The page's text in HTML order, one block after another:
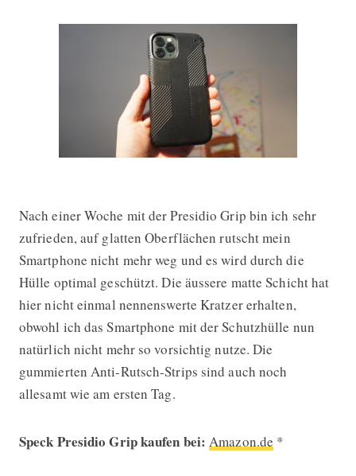
Nach einer Woche mit der Presidio Grip bin ich sehr
zufrieden, auf glatten Oberflächen rutscht mein
Smartphone nicht mehr weg und es wird durch die
Hülle optimal geschützt. Die äussere matte Schicht hat
hier nicht einmal nennenswerte Kratzer erhalten,
obwohl ich das Smartphone mit der Schutzhülle nun
natürlich nicht mehr so vorsichtig nutze. Die
gummierten Anti-Rutsch-Strips sind auch noch
allesamt wie am ersten Tag.
Speck Presidio Grip kaufen bei: Amazon.de *